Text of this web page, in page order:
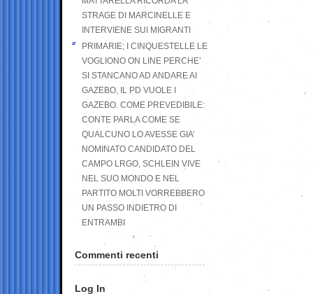
STRAGE DI MARCINELLE E
INTERVIENE SUI MIGRANTI
PRIMARIE; I CINQUESTELLE LE
VOGLIONO ON LINE PERCHE’
SI STANCANO AD ANDARE AI
GAZEBO, IL PD VUOLE I
GAZEBO. COME PREVEDIBILE:
CONTE PARLA COME SE
QUALCUNO LO AVESSE GIA’
NOMINATO CANDIDATO DEL
CAMPO LRGO, SCHLEIN VIVE
NEL SUO MONDO E NEL
PARTITO MOLTI VORREBBERO
UN PASSO INDIETRO DI
ENTRAMBI
Commenti recenti
Log In